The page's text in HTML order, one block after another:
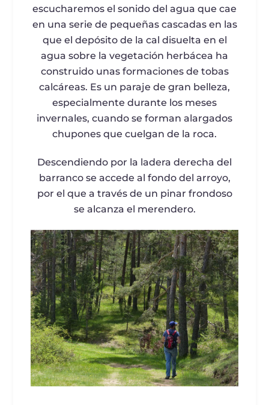
escucharemos el sonido del agua que cae
en una serie de pequeñas cascadas en las
que el depósito de la cal disuelta en el
agua sobre la vegetación herbácea ha
construido unas formaciones de tobas
calcáreas. Es un paraje de gran belleza,
especialmente durante los meses
invernales, cuando se forman alargados
chupones que cuelgan de la roca.
Descendiendo por la ladera derecha del
barranco se accede al fondo del arroyo,
por el que a través de un pinar frondoso
se alcanza el merendero.